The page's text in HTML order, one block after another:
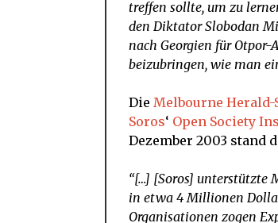
treffen sollte, um zu
den Diktator Slobodan
nach Georgien für
beizubringen, wie man
Die Melbourne Herald-
Soros‘ Open Society
Dezember 2003 stand
“[…] [Soros] unterstützte
in etwa 4 Millionen
Organisationen zogen